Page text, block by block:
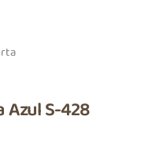
Azul S-428